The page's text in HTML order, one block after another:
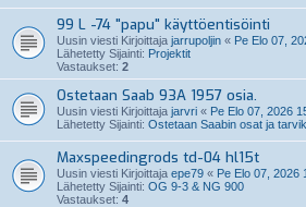
99 L -74 "papu" käyttöentisöinti
Uusin viesti Kirjoittaja jarrupoljin « Pe Elo 07,
Lähetetty Sijainti: Projektit
Vastaukset: 2
Ostetaan Saab 93A 1957 osia.
Uusin viesti Kirjoittaja jarvri « Pe Elo 07, 2026
Lähetetty Sijainti: Ostetaan Saabin osat ja
Maxspeedingrods td-04 hl15t
Uusin viesti Kirjoittaja epe79 « Pe Elo 07, 2026
Lähetetty Sijainti: OG 9-3 & NG 900
Vastaukset: 4